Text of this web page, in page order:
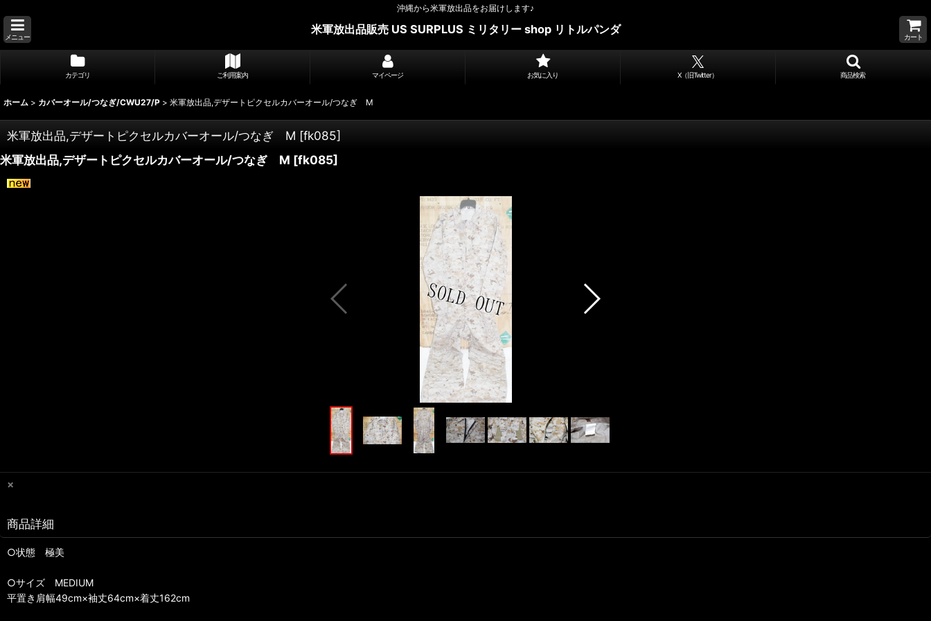
沖縄から米軍放出品をお届けします♪
メニュー
米軍放出品販売 US SURPLUS ミリタリー shop リトルパンダ
カート
カテゴリ ご利用案内 マイページ お気に入り X（旧Twitter） 商品検索
ホーム > カバーオール/つなぎ/CWU27/P > 米軍放出品,デザートピクセルカバーオール/つなぎ M
米軍放出品,デザートピクセルカバーオール/つなぎ M [fk085]
米軍放出品,デザートピクセルカバーオール/つなぎ M [fk085]
×
商品詳細
○状態 極美
○サイズ MEDIUM
平置き肩幅49cm×袖丈64cm×着丈162cm